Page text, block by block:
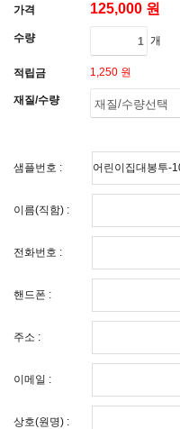
가격 125,000 원
수량 개
적립금 1,250 원
재질/수량
샘플번호 :
이름(직함) :
전화번호 :
핸드폰 :
주소 :
이메일 :
상호(원명) :